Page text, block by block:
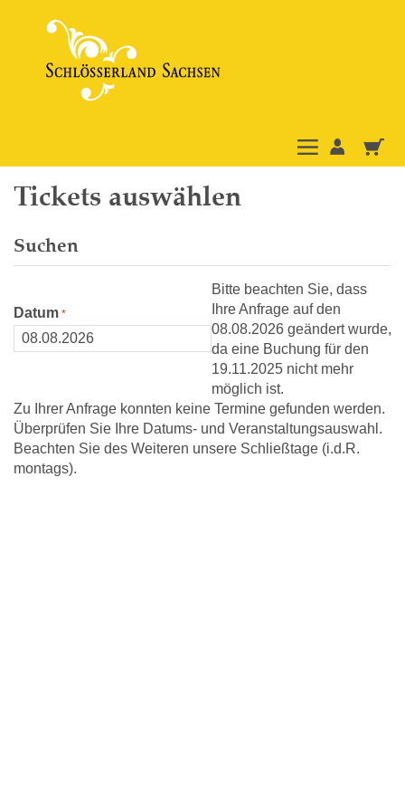
Tickets auswählen
Suchen
Datum
Bitte beachten Sie, dass
Ihre Anfrage auf den
08.08.2026 geändert wurde,
da eine Buchung für den
19.11.2025 nicht mehr
möglich ist.
Zu Ihrer Anfrage konnten keine Termine gefunden werden.
Überprüfen Sie Ihre Datums- und Veranstaltungsauswahl.
Beachten Sie des Weiteren unsere Schließtage (i.d.R.
montags).